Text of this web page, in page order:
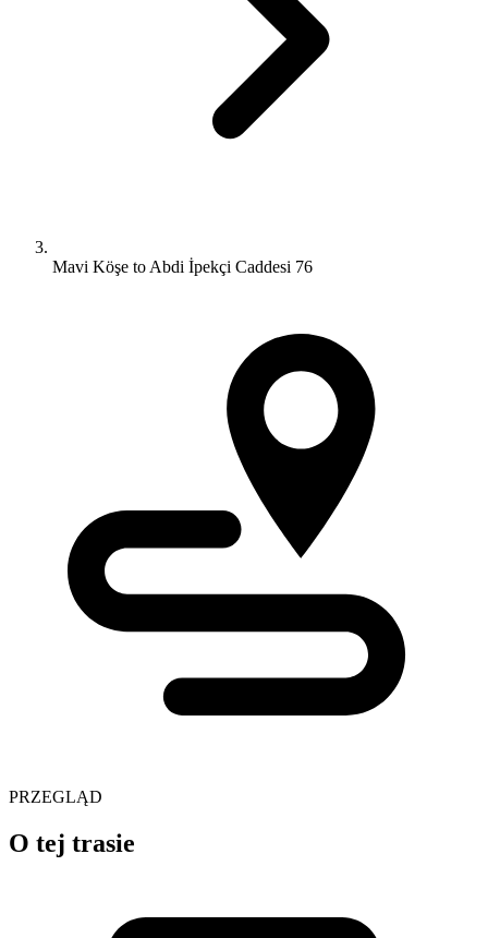
Mavi Köşe to Abdi İpekçi Caddesi 76
PRZEGLĄD
O tej trasie